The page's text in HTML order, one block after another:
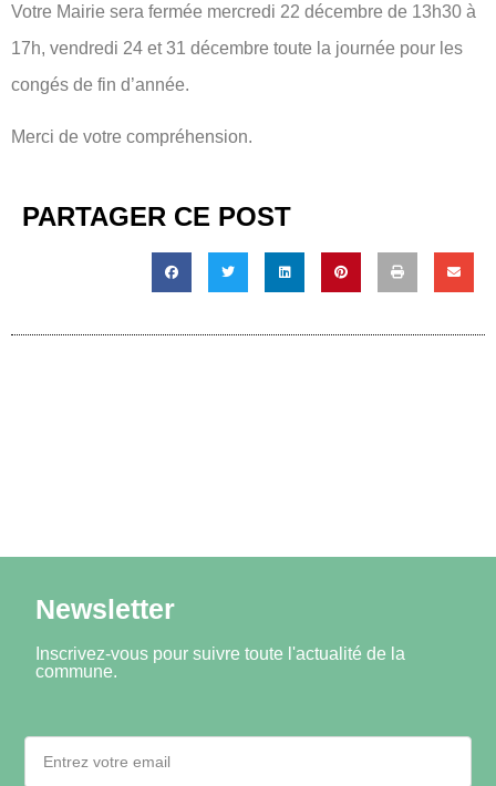
Votre Mairie sera fermée mercredi 22 décembre de 13h30 à
17h, vendredi 24 et 31 décembre toute la journée pour les
congés de fin d’année.
Merci de votre compréhension.
PARTAGER CE POST
Newsletter
Inscrivez-vous pour suivre toute l'actualité de la
commune.